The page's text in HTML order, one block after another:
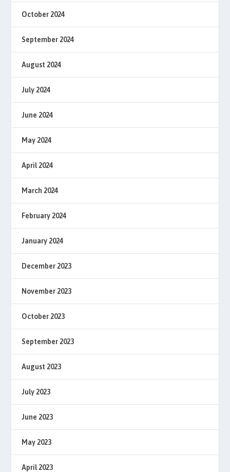
October 2024
September 2024
August 2024
July 2024
June 2024
May 2024
April 2024
March 2024
February 2024
January 2024
December 2023
November 2023
October 2023
September 2023
August 2023
July 2023
June 2023
May 2023
April 2023